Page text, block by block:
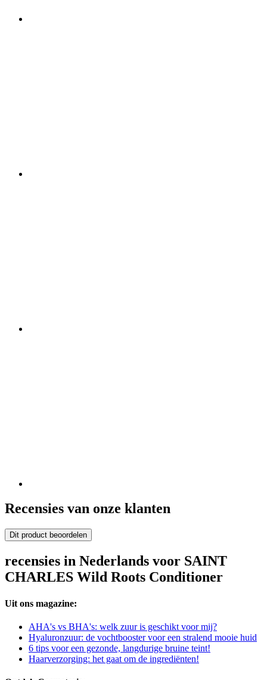
Recensies van onze klanten
Dit product beoordelen
recensies in Nederlands voor SAINT
CHARLES Wild Roots Conditioner
Uit ons magazine:
AHA's vs BHA's: welk zuur is geschikt voor mij?
Hyaluronzuur: de vochtbooster voor een stralend mooie huid
6 tips voor een gezonde, langdurige bruine teint!
Haarverzorging: het gaat om de ingrediënten!